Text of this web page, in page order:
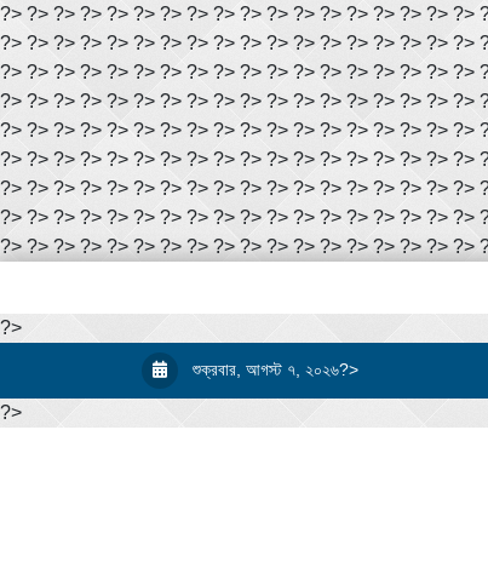
?> ?> ?> ?> ?> ?> ?> ?> ?> ?> ?> ?> ?> ?> ?> ?> ?>
?> ?> ?> ?> ?> ?> ?> ?> ?> ?> ?> ?> ?> ?> ?> ?> ?>
?> ?> ?> ?> ?> ?> ?> ?> ?> ?> ?> ?> ?> ?> ?> ?> ?>
?> ?> ?> ?> ?> ?> ?> ?> ?> ?> ?> ?> ?> ?> ?> ?> ?>
?> ?> ?> ?> ?> ?> ?> ?> ?> ?> ?> ?> ?> ?> ?> ?> ?>
?> ?> ?> ?> ?> ?> ?> ?> ?> ?> ?> ?> ?> ?> ?> ?> ?>
?> ?> ?> ?> ?> ?> ?> ?> ?> ?> ?> ?> ?> ?> ?> ?> ?>
?> ?> ?> ?> ?> ?> ?> ?> ?> ?> ?> ?> ?> ?> ?> ?> ?>
?> ?> ?> ?> ?> ?> ?> ?> ?> ?> ?> ?> ?> ?> ?> ?> ?>
?>
শুক্রবার, আগস্ট ৭, ২০২৬?>
?>